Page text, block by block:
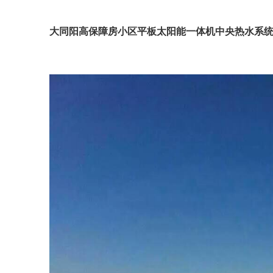
大同阳高保障房小区平板太阳能一体机中央热水系